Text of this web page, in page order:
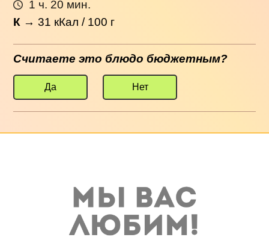
1 ч. 20 мин.
К →31 кКал / 100 г
Считаете это блюдо бюджетным?
Да Нет